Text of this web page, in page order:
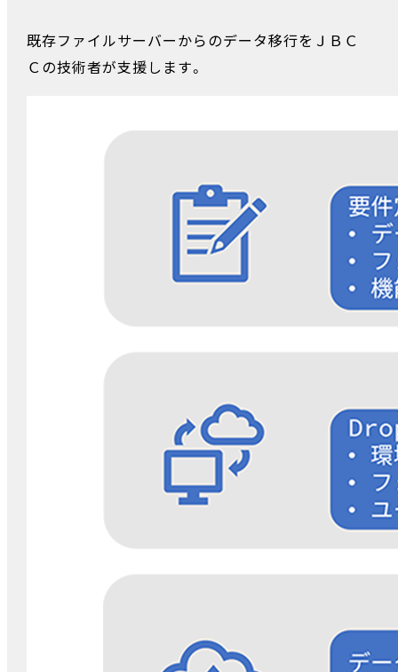
既存ファイルサーバーからのデータ移行をＪＢＣ
Ｃの技術者が支援します。